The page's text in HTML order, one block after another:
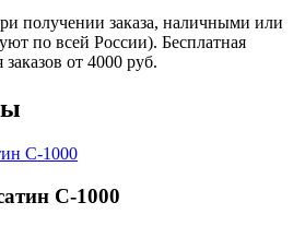
получении заказа, наличными или
по всей России). Бесплатная
от 4000 руб.
C-1000